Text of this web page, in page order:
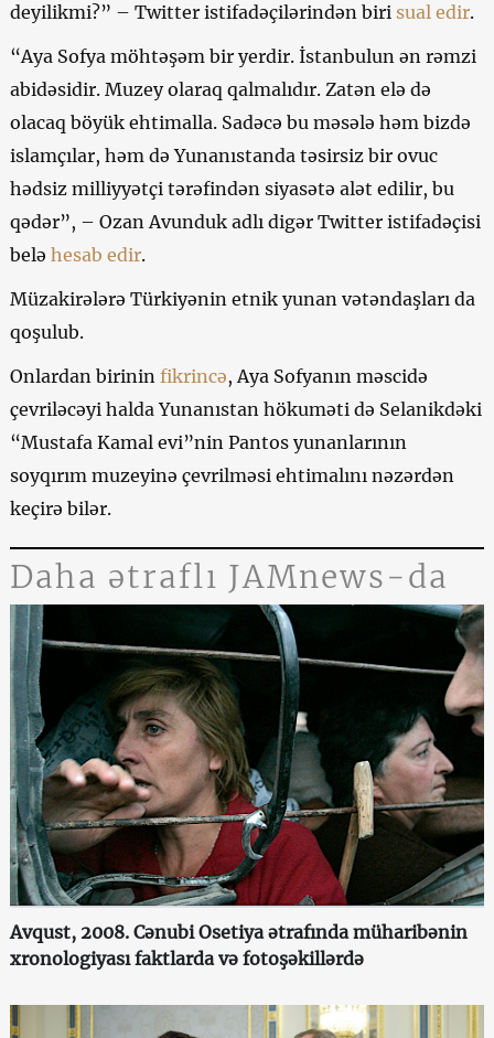
deyilikmi?” – Twitter istifadəçilərindən biri sual edir.
“Aya Sofya möhtəşəm bir yerdir. İstanbulun ən rəmzi
abidəsidir. Muzey olaraq qalmalıdır. Zatən elə də
olacaq böyük ehtimalla. Sadəcə bu məsələ həm bizdə
islamçılar, həm də Yunanıstanda təsirsiz bir ovuc
hədsiz milliyyətçi tərəfindən siyasətə alət edilir, bu
qədər”, – Ozan Avunduk adlı digər Twitter istifadəçisi
belə hesab edir.
Müzakirələrə Türkiyənin etnik yunan vətəndaşları da
qoşulub.
Onlardan birinin fikrincə, Aya Sofyanın məscidə
çevriləcəyi halda Yunanıstan hökuməti də Selanikdəki
“Mustafa Kamal evi”nin Pantos yunanlarının
soyqırım muzeyinə çevrilməsi ehtimalını nəzərdən
keçirə bilər.
Daha ətraflı JAMnews-da
Avqust, 2008. Cənubi Osetiya ətrafında müharibənin
xronologiyası faktlarda və fotoşəkillərdə